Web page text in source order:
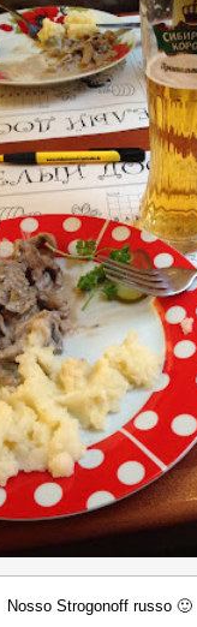
Nosso Strogonoff russo 🙂